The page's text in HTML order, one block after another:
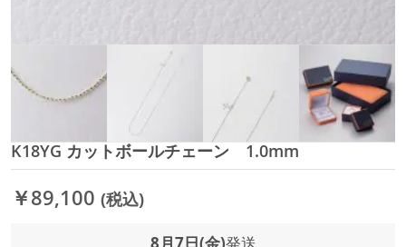
イ
メ
ジ
K18YG カットボールチェーン 1.0mm
￥89,100 (税込)
8月7日(金)発送